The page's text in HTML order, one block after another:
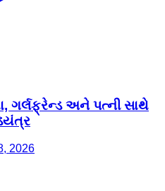
ગર્લફ્રેન્ડ અને પત્ની સાથે
2026